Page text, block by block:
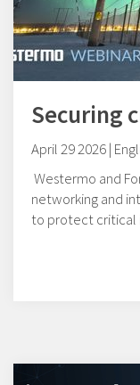
Securing
April 29 2026 |
Westermo and
networking and
to protect critical